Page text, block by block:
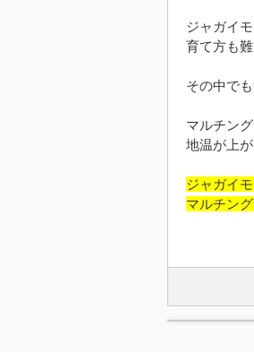
ジャガイ
育て方も
その中で
マルチン
地温が上
ジャガイ
マルチン